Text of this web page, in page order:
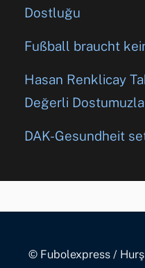
Dostluğu
Fußball braucht
Hasan Renklicay
Değerli Dostumuzla
DAK-Gesundheit
© Fubolexpress /